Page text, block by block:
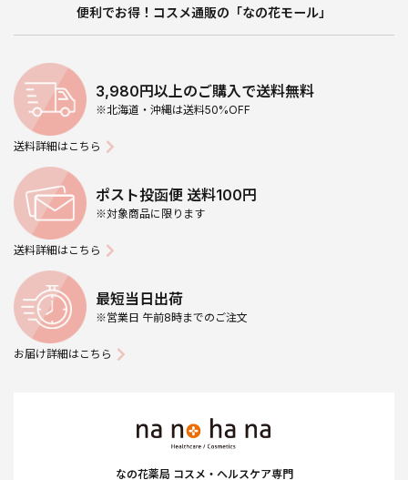
便利でお得！コスメ通販の「なの花モール」
3,980円以上のご購入で送料無料
※北海道・沖縄は送料50%OFF
送料詳細はこちら
ポスト投函便 送料100円
※対象商品に限ります
送料詳細はこちら
最短当日出荷
※営業日 午前8時までのご注文
お届け詳細はこちら
なの花薬局 コスメ・ヘルスケア専門